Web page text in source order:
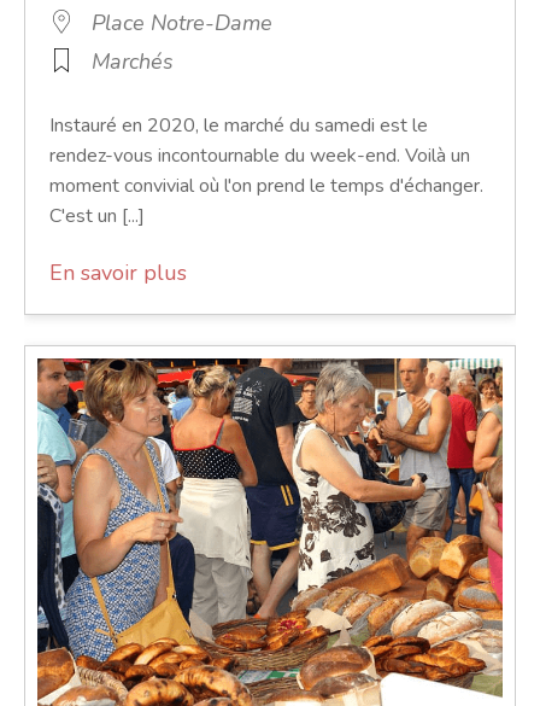
Place Notre-Dame
Marchés
Instauré en 2020, le marché du samedi est le
rendez-vous incontournable du week-end. Voilà un
moment convivial où l'on prend le temps d'échanger.
C'est un [...]
En savoir plus